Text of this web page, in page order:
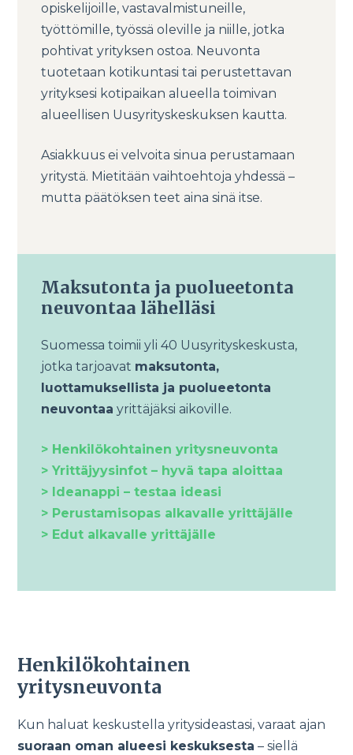
opiskelijoille, vastavalmistuneille,
työttömille, työssä oleville ja niille, jotka
pohtivat yrityksen ostoa. Neuvonta
tuotetaan kotikuntasi tai perustettavan
yrityksesi kotipaikan alueella toimivan
alueellisen Uusyrityskeskuksen kautta.
Asiakkuus ei velvoita sinua perustamaan
yritystä. Mietitään vaihtoehtoja yhdessä –
mutta päätöksen teet aina sinä itse.
Maksutonta ja puolueetonta
neuvontaa lähelläsi
Suomessa toimii yli 40 Uusyrityskeskusta,
jotka tarjoavat maksutonta,
luottamuksellista ja puolueetonta
neuvontaa yrittäjäksi aikoville.
> Henkilökohtainen yritysneuvonta
> Yrittäjyysinfot – hyvä tapa aloittaa
> Ideanappi – testaa ideasi
> Perustamisopas alkavalle yrittäjälle
> Edut alkavalle yrittäjälle
Henkilökohtainen
yritysneuvonta
Kun haluat keskustella yritysideastasi, varaat ajan
suoraan oman alueesi keskuksesta – siellä